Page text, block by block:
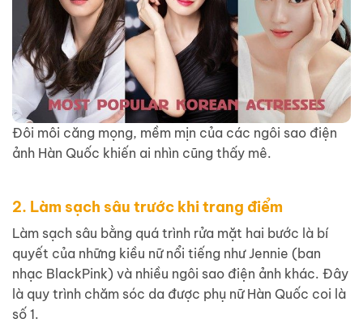
Đôi môi căng mọng, mềm mịn của các ngôi sao điện
ảnh Hàn Quốc khiến ai nhìn cũng thấy mê.
2. Làm sạch sâu trước khi trang điểm
Làm sạch sâu bằng quá trình rửa mặt hai bước là bí
quyết của những kiều nữ nổi tiếng như Jennie (ban
nhạc BlackPink) và nhiều ngôi sao điện ảnh khác. Đây
là quy trình chăm sóc da được phụ nữ Hàn Quốc coi là
số 1.